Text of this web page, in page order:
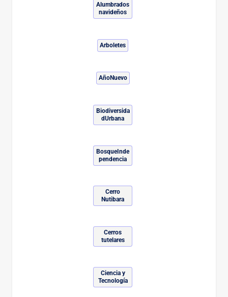
Alumbrados
navideños
Arboletes
AñoNuevo
Biodiversida
dUrbana
BosqueInde
pendencia
Cerro
Nutibara
Cerros
tutelares
Ciencia y
Tecnología